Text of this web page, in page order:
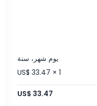
يوم شهر، سنة
US$ 33.47 × 1
US$ 33.47